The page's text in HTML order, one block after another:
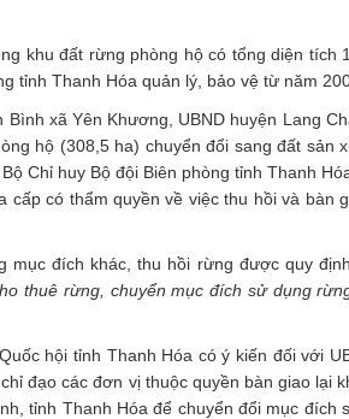
khu đất rừng phòng hộ có tổng diện tích
tỉnh Thanh Hóa quản lý, bảo vệ từ năm
xã Yên Khương, UBND huyện Lang
hộ (308,5 ha) chuyển đổi sang đất sản
Chỉ huy Bộ đội Biên phòng tỉnh Thanh
có thẩm quyền về việc thu hồi và bàn
mục đích khác, thu hồi rừng được quy
thuê rừng, chuyển mục đích sử dụng
hội tỉnh Thanh Hóa có ý kiến đối với
đạo các đơn vị thuộc quyền bàn giao lại
tỉnh Thanh Hóa để chuyển đổi mục đích